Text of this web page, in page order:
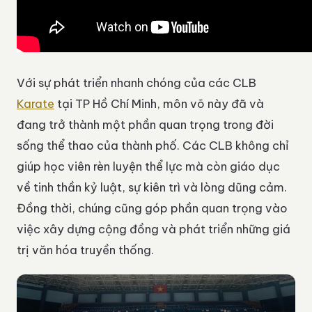
Với sự phát triển nhanh chóng của các CLB
Karate tại TP Hồ Chí Minh, môn võ này đã và
đang trở thành một phần quan trọng trong đời
sống thể thao của thành phố. Các CLB không chỉ
giúp học viên rèn luyện thể lực mà còn giáo dục
về tinh thần kỷ luật, sự kiên trì và lòng dũng cảm.
Đồng thời, chúng cũng góp phần quan trọng vào
việc xây dựng cộng đồng và phát triển những giá
trị văn hóa truyền thống.